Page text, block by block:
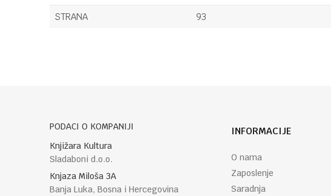
STRANA
93
PODACI O KOMPANIJI
Knjižara Kultura
Sladaboni d.o.o.
Knjaza Miloša 3A
Banja Luka, Bosna i Hercegovina
INFORMACIJE
O nama
Zaposlenje
Saradnja